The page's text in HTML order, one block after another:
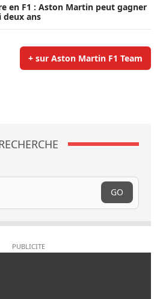
en F1 : Aston Martin peut gagner
deux ans
+ sur Aston Martin F1 Team
GO